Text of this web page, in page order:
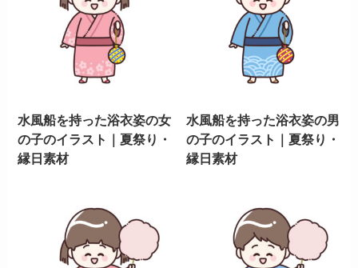
水風船を持った浴衣姿の女
の子のイラスト｜夏祭り・
縁日素材
水風船を持った浴衣姿の男
の子のイラスト｜夏祭り・
縁日素材